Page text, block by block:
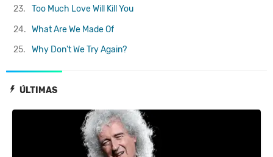
ÚLTIMAS
23.
Too Much Love Will Kill You
24. What Are We Made Of
25.
Why Don't We Try Again?